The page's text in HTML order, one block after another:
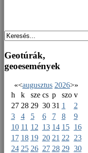
Geotúrák,
geoesemények
«<augusztus 2026>»
h
k sze cs p szo v
27 28 29 30 31 1
2
3
4 5 6 7 8
9
10 11 12 13 14 15
16
17 18 19 20 21 22
23
24 25 26 27 28 29 30